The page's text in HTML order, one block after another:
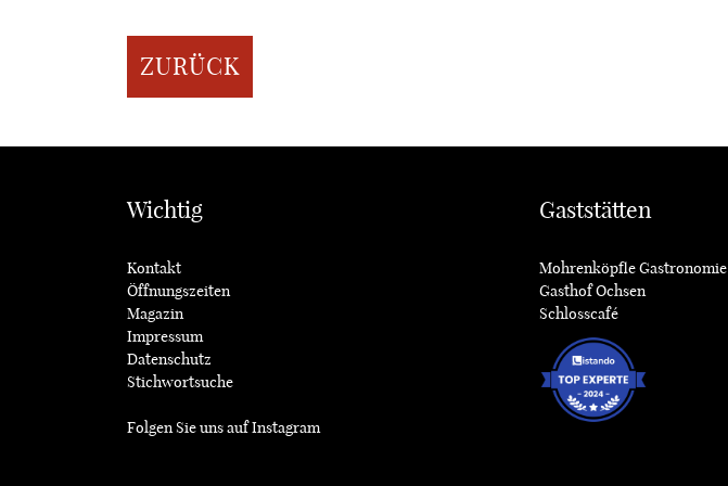
ZURÜCK
Wichtig
Kontakt
Öffnungszeiten
Magazin
Impressum
Datenschutz
Stichwortsuche
Folgen Sie uns aufInstagram
Gaststätten
Mohrenköpfle Gastronomie
Gasthof Ochsen
Schlosscafé